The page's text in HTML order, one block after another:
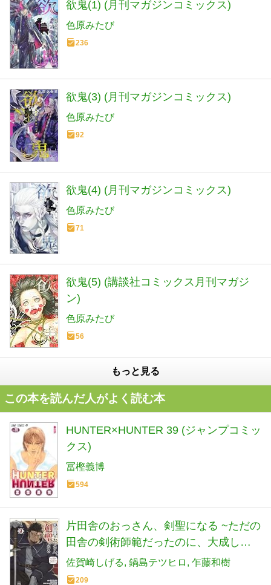
欲鬼(1) (月刊マガジンコミックス)
色原みたび
236
欲鬼(3) (月刊マガジンコミックス)
色原みたび
92
欲鬼(4) (月刊マガジンコミックス)
色原みたび
71
欲鬼(5) (講談社コミックス月刊マガジ
ン)
色原みたび
56
もっと見る
この本を読んだ人がよく読む本
HUNTER×HUNTER 39 (ジャンプコミッ
クス)
冨樫義博
594
片田舎のおっさん、剣聖になる ~ただの
田舎の剣術師範だったのに、大成した
弟子たちが俺を放ってくれない件~ 9 (9)
(ヤングチャンピオンコミックス)
佐賀崎しげる 鍋島テツヒロ 乍藤和樹
209